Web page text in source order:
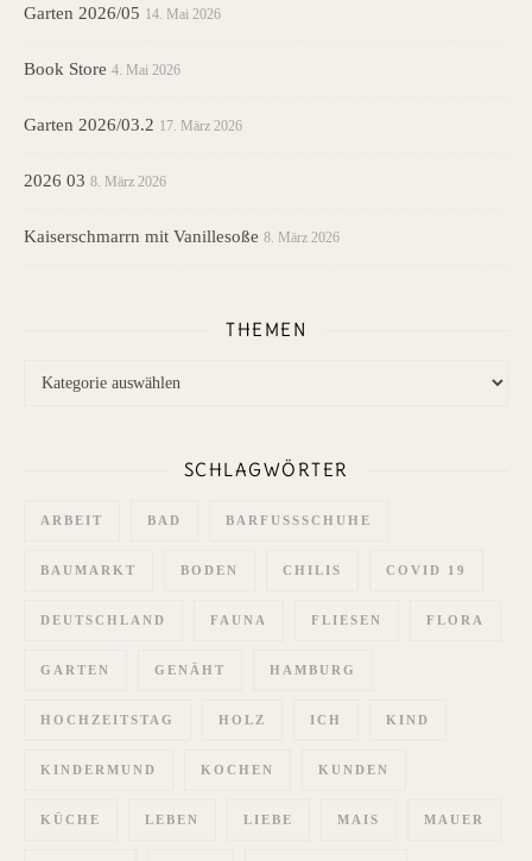
Garten 2026/05 14. Mai 2026
Book Store 4. Mai 2026
Garten 2026/03.2 17. März 2026
2026 03 8. März 2026
Kaiserschmarrn mit Vanillesoße 8. März 2026
THEMEN
SCHLAGWÖRTER
ARBEIT BAD BARFUSSSCHUHE
BAUMARKT BODEN CHILIS COVID 19
DEUTSCHLAND FAUNA FLIESEN FLORA
GARTEN GENÄHT HAMBURG
HOCHZEITSTAG HOLZ ICH KIND
KINDERMUND KOCHEN KUNDEN
KÜCHE LEBEN LIEBE MAIS MAUER